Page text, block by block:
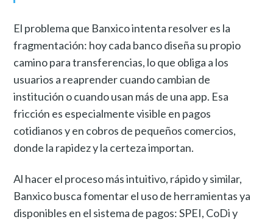
El problema que Banxico intenta resolver es la
fragmentación: hoy cada banco diseña su propio
camino para transferencias, lo que obliga a los
usuarios a reaprender cuando cambian de
institución o cuando usan más de una app. Esa
fricción es especialmente visible en pagos
cotidianos y en cobros de pequeños comercios,
donde la rapidez y la certeza importan.
Al hacer el proceso más intuitivo, rápido y similar,
Banxico busca fomentar el uso de herramientas ya
disponibles en el sistema de pagos: SPEI, CoDi y